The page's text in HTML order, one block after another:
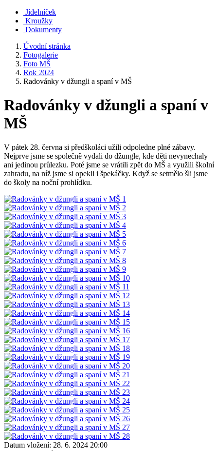
Jídelníček
Kroužky
Dokumenty
Úvodní stránka
Fotogalerie
Foto MŠ
Rok 2024
Radovánky v džungli a spaní v MŠ
Radovánky v džungli a spaní v
MŠ
V pátek 28. června si předškoláci užili odpoledne plné zábavy.
Nejprve jsme se společně vydali do džungle, kde děti nevynechaly
ani jedinou průlezku. Poté jsme se vrátili zpět do MŠ a využili školní
zahradu, na níž jsme si opekli i špekáčky. Když se setmělo šli jsme
do školy na noční prohlídku.
Datum vložení: 28. 6. 2024 20:00